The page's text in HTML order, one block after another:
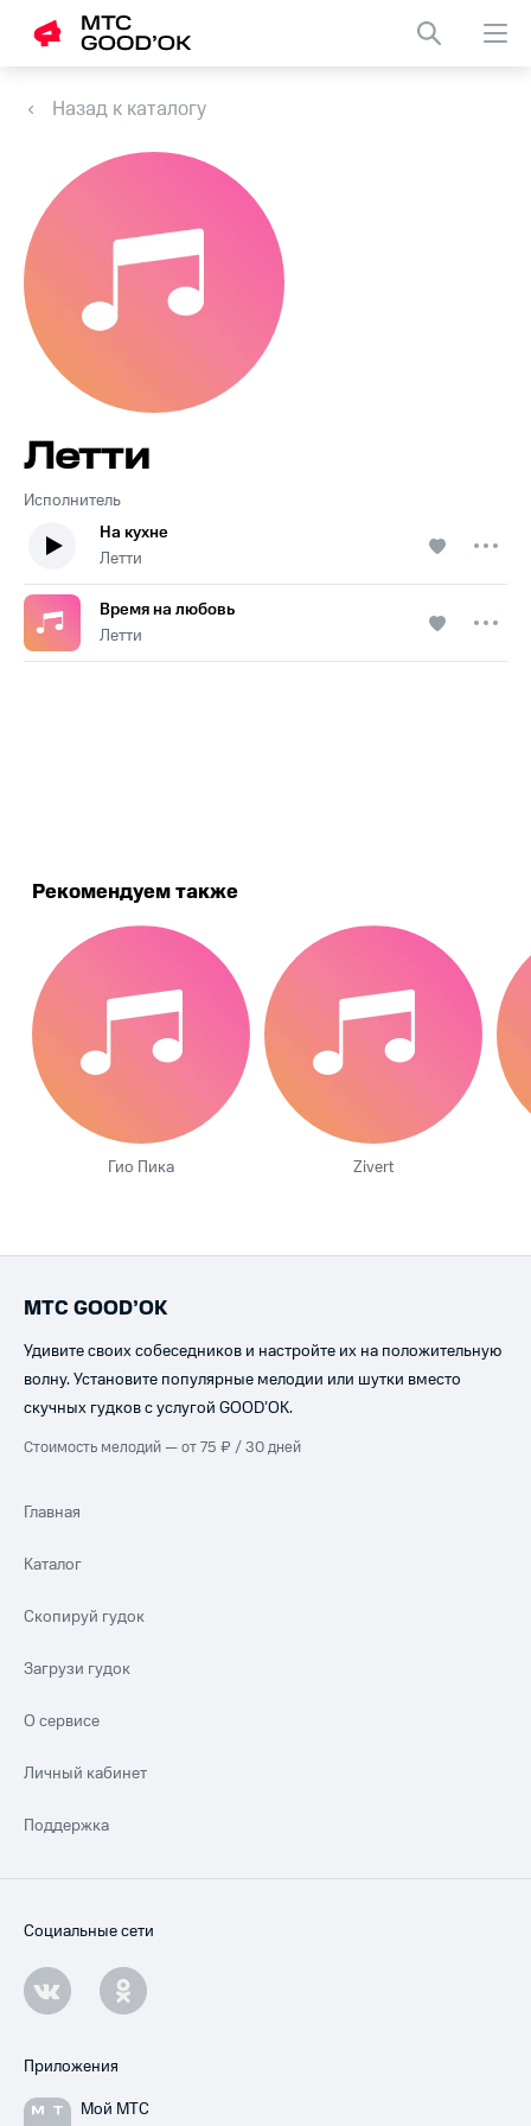
Назад к каталогу
Исполнитель
Летти
На кухне
Летти
Время на любовь
Летти
Рекомендуем также
Гио Пика Zivert
МТС GOOD’OK
Удивите своих собеседников и настройте их на положительную
волну. Установите популярные мелодии или шутки вместо
скучных гудков с услугой GOOD’OK.
Стоимость мелодий — от 75 ₽ / 30 дней
Главная
Каталог
Скопируй гудок
Загрузи гудок
О сервисе
Личный кабинет
Поддержка
Социальные сети
Приложения
Мой МТС